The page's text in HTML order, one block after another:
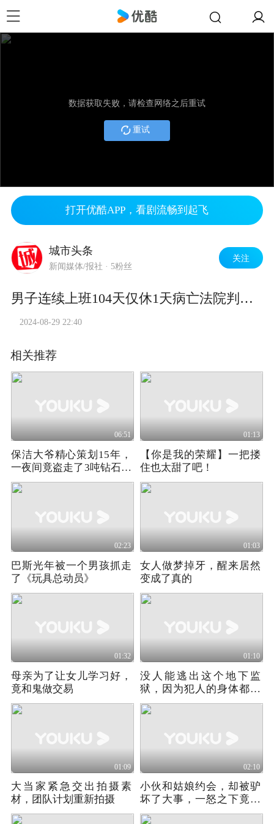
数据获取失败，请检查网络之后重试
重试
打开优酷APP，看剧流畅到起飞
城市头条
新闻媒体/报社 · 5粉丝
关注
男子连续上班104天仅休1天病亡法院判赔20%责任
2024-08-29 22:40
相关推荐
06:51
保洁大爷精心策划15年，
一夜间竟盗走了3吨钻石！
《完美无瑕》
01:13
【你是我的荣耀】一把搂
住也太甜了吧！
02:23
巴斯光年被一个男孩抓走
了《玩具总动员》
01:03
女人做梦掉牙，醒来居然
变成了真的
01:32
母亲为了让女儿学习好，
竟和鬼做交易
01:10
没人能逃出这个地下监
狱，因为犯人的身体都会
被植入炸弹！
01:09
大当家紧急交出拍摄素
材，团队计划重新拍摄
02:10
小伙和姑娘约会，却被驴
坏了大事，一怒之下竟和
驴杠上！2